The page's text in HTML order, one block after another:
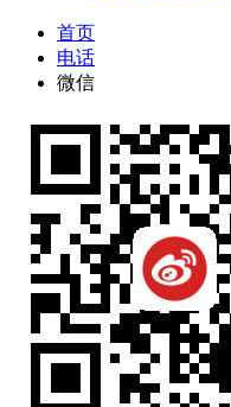
首页
电话
微信